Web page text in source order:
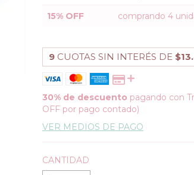
15% OFF comprando 4
9 CUOTAS SIN INTERÉS DE
30% de descuento pagando con
OFF por pago contado)
VER MEDIOS DE PAGO
CANTIDAD